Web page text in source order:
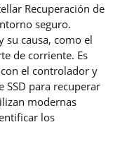
Recuperación de
seguro.
su causa, como el
de corriente. Es
el controlador y
SSD para recuperar
modernas
los